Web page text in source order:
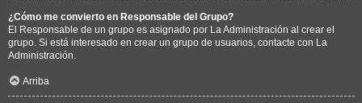
¿Cómo me convierto en Responsable del Grupo?
El Responsable de un grupo es asignado por La Administración al crear el
grupo. Si está interesado en crear un grupo de usuarios, contacte con La
Administración.
Arriba